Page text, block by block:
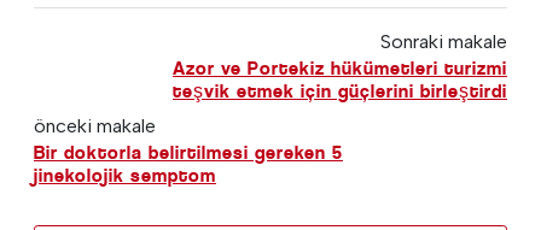
Sonraki makale
Azor ve Portekiz hükümetleri turizmi
teşvik etmek için güçlerini birleştirdi
önceki makale
Bir doktorla belirtilmesi gereken 5
jinekolojik semptom